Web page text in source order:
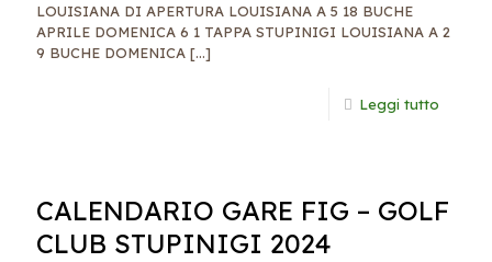
LOUISIANA DI APERTURA LOUISIANA A 5 18 BUCHE
APRILE DOMENICA 6 1 TAPPA STUPINIGI LOUISIANA A 2
9 BUCHE DOMENICA […]
Leggi tutto
CALENDARIO GARE FIG – GOLF
CLUB STUPINIGI 2024